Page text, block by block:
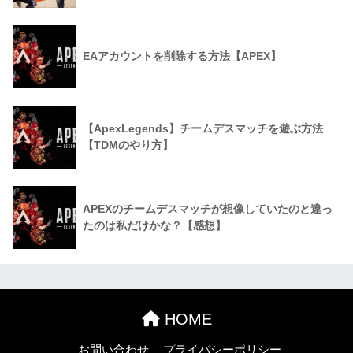
EAアカウントを削除する方法【APEX】
【ApexLegends】チームデスマッチを遊ぶ方法
【TDMのやり方】
APEXのチームデスマッチが想像していたのと違っ
たのは私だけかな？【感想】
HOME
お問い合わせ プライバシーポリシー